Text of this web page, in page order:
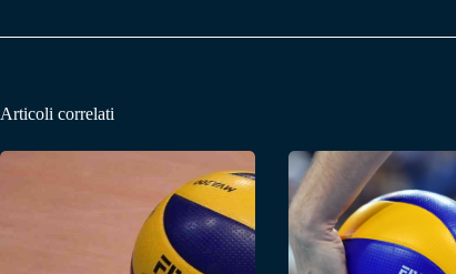
Articoli correlati